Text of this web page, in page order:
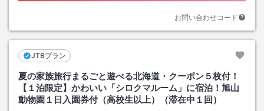
お問い合わせコード
JTBプラン
夏の家族旅行まるごと遊べる北海道・クーポン５枚付！
【１泊限定】かわいい「シロクマルーム」に宿泊！旭山
動物園１日入園券付（高校生以上）（滞在中１回）